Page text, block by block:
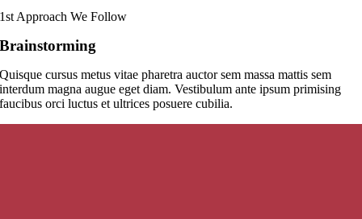
1st Approach We Follow
Brainstorming
Quisque cursus metus vitae pharetra auctor sem massa mattis sem
interdum magna augue eget diam. Vestibulum ante ipsum primising
faucibus orci luctus et ultrices posuere cubilia.